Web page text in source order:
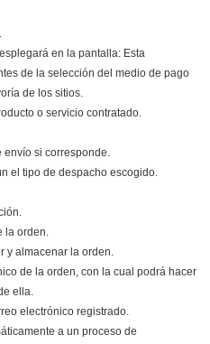
en la pantalla: Esta
de la selección del medio de pago
de los sitios.
o servicio contratado.
envío si corresponde.
el tipo de despacho escogido.
la orden.
y almacenar la orden.
de la orden, con la cual podrá hacer
ella.
electrónico registrado.
a un proceso de